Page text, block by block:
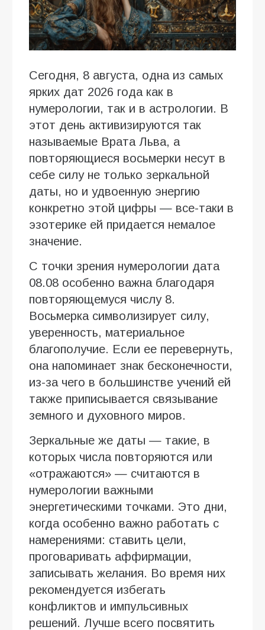
Сегодня, 8 августа, одна из самых
ярких дат 2026 года как в
нумерологии, так и в астрологии. В
этот день активизируются так
называемые Врата Льва, а
повторяющиеся восьмерки несут в
себе силу не только зеркальной
даты, но и удвоенную энергию
конкретно этой цифры — все-таки в
эзотерике ей придается немалое
значение.
С точки зрения нумерологии дата
08.08 особенно важна благодаря
повторяющемуся числу 8.
Восьмерка символизирует силу,
уверенность, материальное
благополучие. Если ее перевернуть,
она напоминает знак бесконечности,
из-за чего в большинстве учений ей
также приписывается связывание
земного и духовного миров.
Зеркальные же даты — такие, в
которых числа повторяются или
«отражаются» — считаются в
нумерологии важными
энергетическими точками. Это дни,
когда особенно важно работать с
намерениями: ставить цели,
проговаривать аффирмации,
записывать желания. Во время них
рекомендуется избегать
конфликтов и импульсивных
решений. Лучше всего посвятить